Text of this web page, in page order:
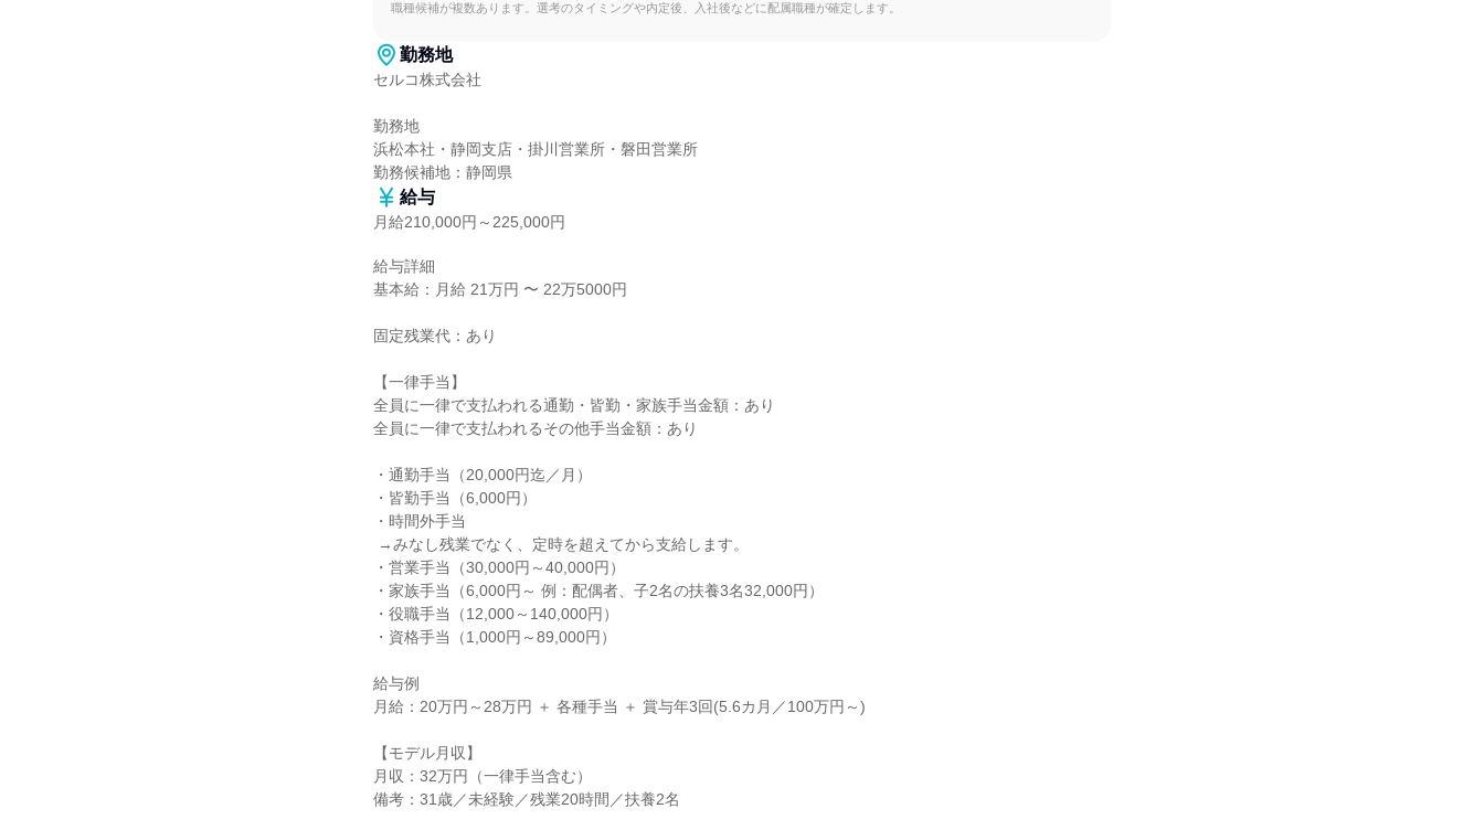
職種候補が複数あります。選考のタイミングや内定後、入社後などに配属職種が確定します。
勤務地
セルコ株式会社
勤務地
浜松本社・静岡支店・掛川営業所・磐田営業所
勤務候補地：静岡県
給与
月給210,000円～225,000円
給与詳細
基本給：月給 21万円 〜 22万5000円
固定残業代：あり
【一律手当】
全員に一律で支払われる通勤・皆勤・家族手当金額：あり
全員に一律で支払われるその他手当金額：あり
・通勤手当（20,000円迄／月）
・皆勤手当（6,000円）
・時間外手当
・営業手当（30,000円～40,000円）
・家族手当（6,000円～ 例：配偶者、子2名の扶養3名32,000円）
・役職手当（12,000～140,000円）
・資格手当（1,000円～89,000円）
給与例
月給：20万円～28万円 ＋ 各種手当 ＋ 賞与年3回(5.6カ月／100万円～)
【モデル月収】
月収：32万円（一律手当含む）
備考：31歳／未経験／残業20時間／扶養2名